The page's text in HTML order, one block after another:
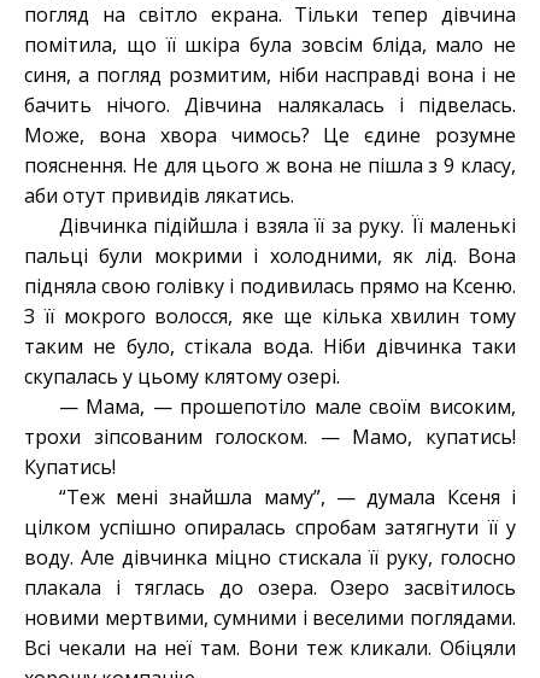
погляд на світло екрана. Тільки тепер дівчина
помітила, що її шкіра була зовсім бліда, мало не
синя, а погляд розмитим, ніби насправді вона і не
бачить нічого. Дівчина налякалась і підвелась.
Може, вона хвора чимось? Це єдине розумне
пояснення. Не для цього ж вона не пішла з 9 класу,
аби отут привидів лякатись.
Дівчинка підійшла і взяла її за руку. Її маленькі
пальці були мокрими і холодними, як лід. Вона
підняла свою голівку і подивилась прямо на Ксеню.
З її мокрого волосся, яке ще кілька хвилин тому
таким не було, стікала вода. Ніби дівчинка таки
скупалась у цьому клятому озері.
— Мама, — прошепотіло мале своїм високим,
трохи зіпсованим голоском. — Мамо, купатись!
Купатись!
“Теж мені знайшла маму”, — думала Ксеня і
цілком успішно опиралась спробам затягнути її у
воду. Але дівчинка міцно стискала її руку, голосно
плакала і тяглась до озера. Озеро засвітилось
новими мертвими, сумними і веселими поглядами.
Всі чекали на неї там. Вони теж кликали. Обіцяли